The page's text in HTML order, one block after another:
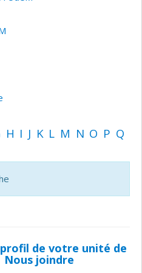
H I J K L M N O P Q
de votre unité de
Nous joindre